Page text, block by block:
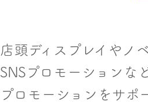
店頭ディスプレイやノ
SNSプロモーションな
プロモーションをサポ